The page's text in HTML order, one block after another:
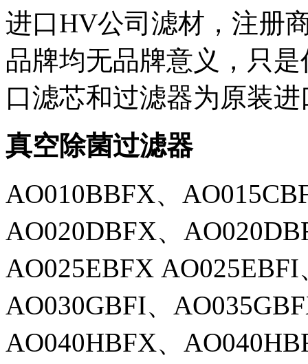
进口HV公司滤材，注册
品牌均无品牌意义，只
口滤芯和过滤器为原装
真空除菌过滤器
AO010BBFX、
AO020DBFX、
AO025EBFX
AO030GBFI、
AO040HBFX、